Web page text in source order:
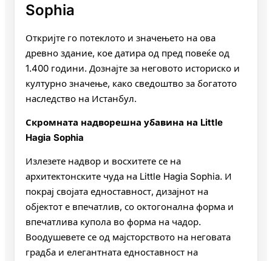
Sophia
Откријте го потеклото и значењето на ова
древно здание, кое датира од пред повеќе од
1.400 години. Дознајте за неговото историско и
културно значење, како сведоштво за богатото
наследство на Истанбул.
Скромната надворешна убавина на Little
Hagia Sophia
Излезете надвор и восхитете се на
архитектонските чуда на Little Hagia Sophia. И
покрај својата едноставност, дизајнот на
објектот е впечатлив, со октогонална форма и
впечатлива купола во форма на чадор.
Воодушевете се од мајсторството на неговата
градба и елегантната едноставност на